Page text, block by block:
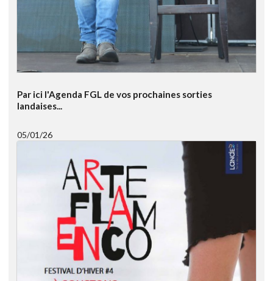
Par ici l'Agenda FGL de vos prochaines sorties
landaises...
05/01/26